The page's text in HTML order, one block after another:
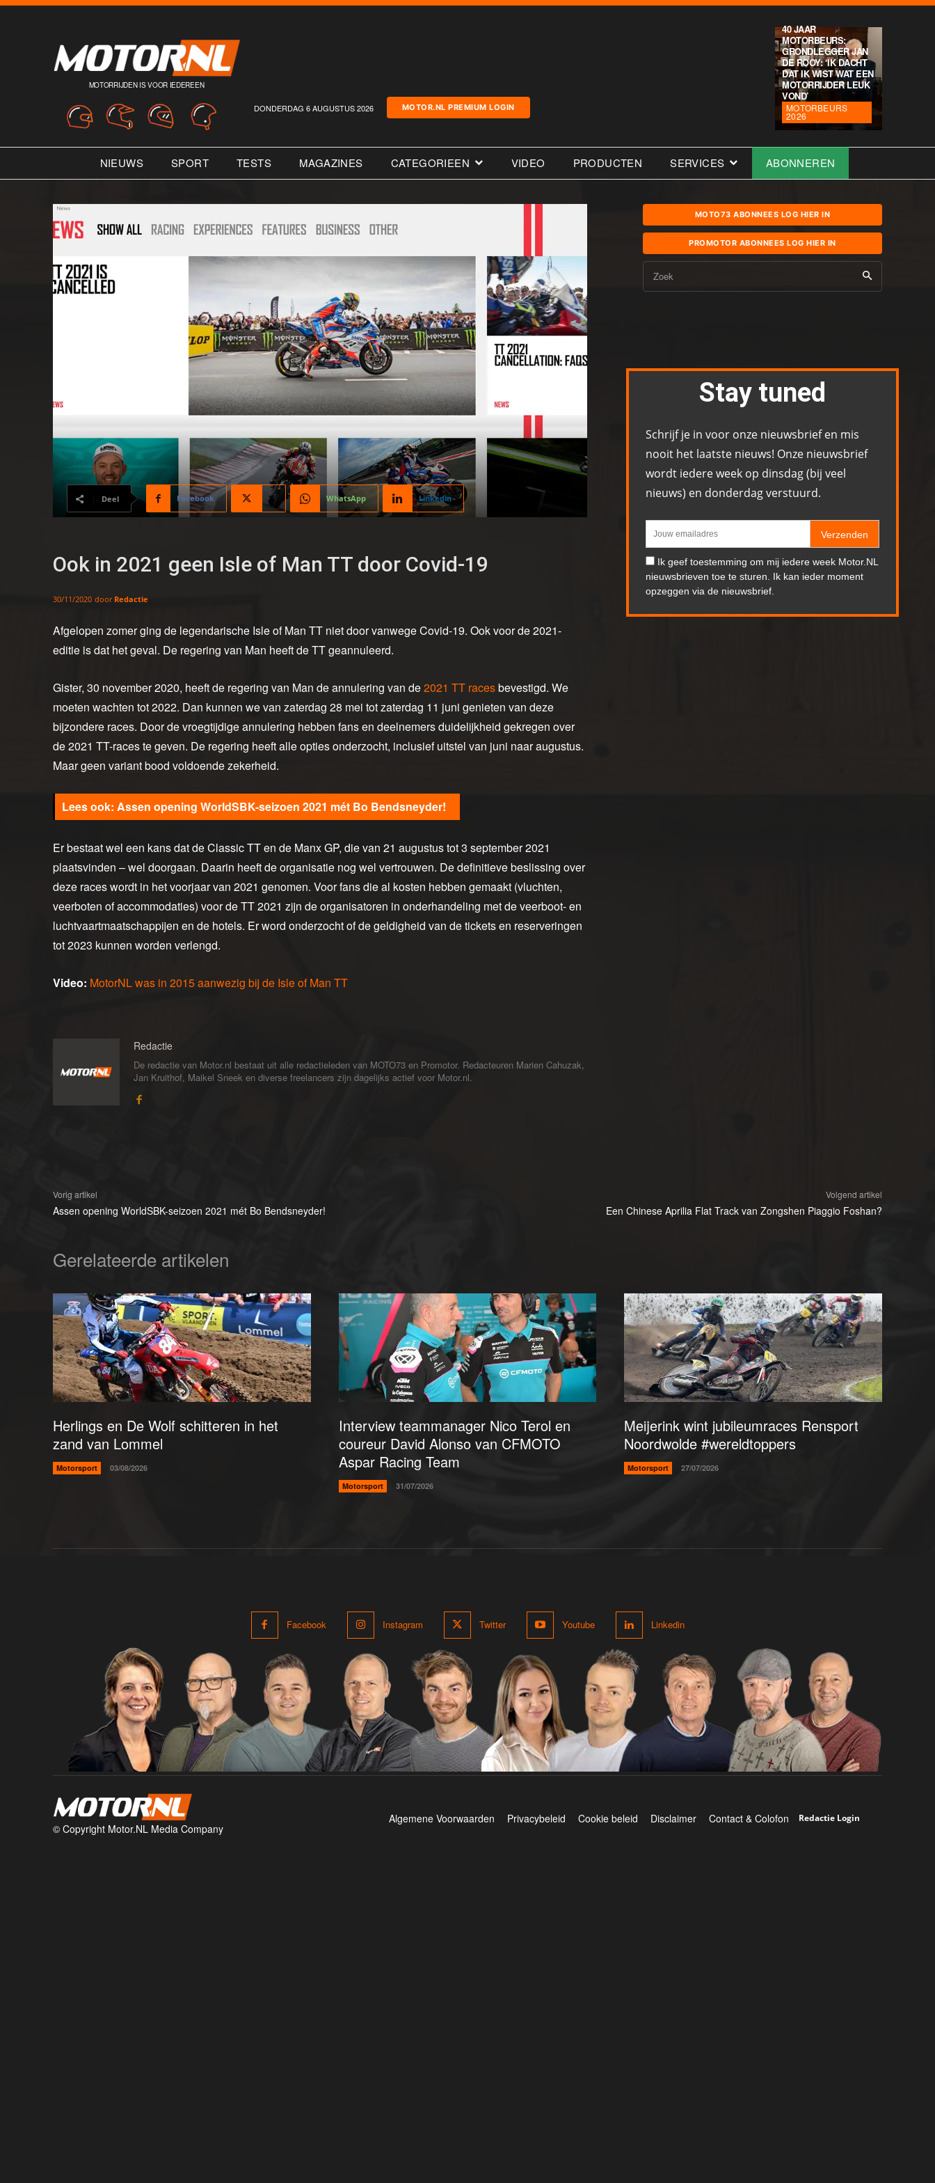
MOTORRIJDEN IS VOOR IEDEREEN
DONDERDAG 6 AUGUSTUS 2026 MOTOR.NL PREMIUM LOGIN
40 JAAR
MOTORBEURS:
GRONDLEGGER JAN
DE ROOY: ‘IK DACHT
DAT IK WIST WAT EEN
MOTORRIJDER LEUK
VOND’
MOTORBEURS
2026
NIEUWS SPORT TESTS MAGAZINES CATEGORIEEN VIDEO PRODUCTEN SERVICES ABONNEREN
Deel Facebook X WhatsApp Linkedin
Ook in 2021 geen Isle of Man TT door Covid-19
30/11/2020 door Redactie
Afgelopen zomer ging de legendarische Isle of Man TT niet door vanwege Covid-19. Ook voor de 2021-
editie is dat het geval. De regering van Man heeft de TT geannuleerd.
Gister, 30 november 2020, heeft de regering van Man de annulering van de2021 TT racesbevestigd. We
moeten wachten tot 2022. Dan kunnen we van zaterdag 28 mei tot zaterdag 11 juni genieten van deze
bijzondere races. Door de vroegtijdige annulering hebben fans en deelnemers duidelijkheid gekregen over
de 2021 TT-races te geven. De regering heeft alle opties onderzocht, inclusief uitstel van juni naar augustus.
Maar geen variant bood voldoende zekerheid.
Assen opening WorldSBK-seizoen 2021 mét Bo Bendsneyder!
Er bestaat wel een kans dat de Classic TT en de Manx GP, die van 21 augustus tot 3 september 2021
plaatsvinden – wel doorgaan. Daarin heeft de organisatie nog wel vertrouwen. De definitieve beslissing over
deze races wordt in het voorjaar van 2021 genomen. Voor fans die al kosten hebben gemaakt (vluchten,
veerboten of accommodaties) voor de TT 2021 zijn de organisatoren in onderhandeling met de veerboot- en
luchtvaartmaatschappijen en de hotels. Er word onderzocht of de geldigheid van de tickets en reserveringen
tot 2023 kunnen worden verlengd.
Video: MotorNL was in 2015 aanwezig bij de Isle of Man TT
Redactie
De redactie van Motor.nl bestaat uit alle redactieleden van MOTO73 en Promotor. Redacteuren Marien Cahuzak,
Jan Kruithof, Maikel Sneek en diverse freelancers zijn dagelijks actief voor Motor.nl.
MOTO73 ABONNEES LOG HIER IN
PROMOTOR ABONNEES LOG HIER IN
Zoek
Stay tuned
Schrijf je in voor onze nieuwsbrief en mis
nooit het laatste nieuws! Onze nieuwsbrief
wordt iedere week op dinsdag (bij veel
nieuws) en donderdag verstuurd.
Verzenden
Ik geef toestemming om mij iedere week Motor.NL
nieuwsbrieven toe te sturen. Ik kan ieder moment
opzeggen via de nieuwsbrief.
Vorig artikel
Assen opening WorldSBK-seizoen 2021 mét Bo Bendsneyder!
Volgend artikel
Een Chinese Aprilia Flat Track van Zongshen Piaggio Foshan?
Gerelateerde artikelen
Herlings en De Wolf schitteren in het
zand van Lommel
Motorsport 03/08/2026
Interview teammanager Nico Terol en
coureur David Alonso van CFMOTO
Aspar Racing Team
Motorsport 31/07/2026
Meijerink wint jubileumraces Rensport
Noordwolde #wereldtoppers
Motorsport 27/07/2026
Facebook Instagram Twitter Youtube Linkedin
© Copyright Motor.NL Media Company
Algemene Voorwaarden Privacybeleid Cookie beleid Disclaimer Contact & Colofon Redactie Login